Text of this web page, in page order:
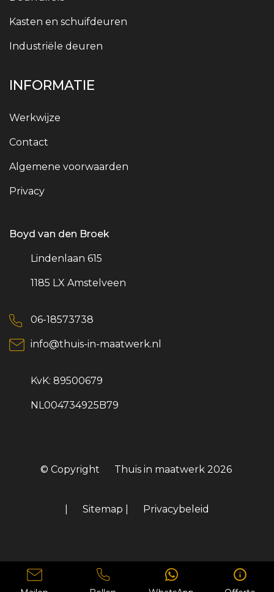
Kasten en schuifdeuren
Industriële deuren
INFORMATIE
Werkwijze
Contact
Algemene voorwaarden
Privacy
Boyd van den Broek
Lindenlaan 615
1185 LX Amstelveen
06-18573738
info@thuis-in-maatwerk.nl
KvK: 89500679
NL004734925B79
© Copyright Thuis in maatwerk2026
Sitemap Privacybeleid